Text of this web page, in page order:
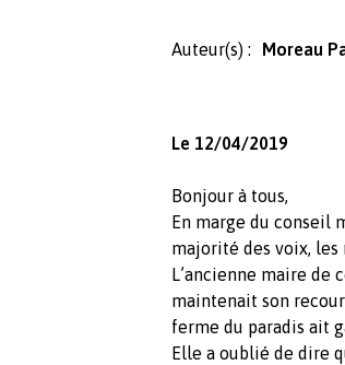
Auteur(s) : Moreau
Le 12/04/2019
Bonjour à tous,
En marge du conseil
majorité des voix,
L’ancienne maire de
maintenait son
ferme du paradis ait
Elle a oublié de dire